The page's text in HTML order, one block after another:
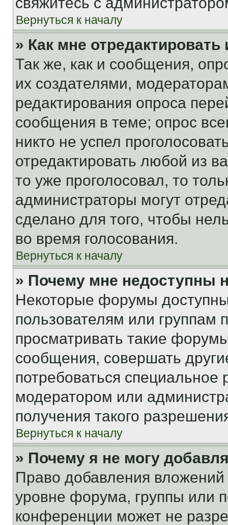
Вернуться к началу
» Как мне
Так же, как и сообщения,
их создателями,
редактирования опроса
сообщения в теме; опрос
никто не успел
отредактировать любой из
то уже проголосовал, то
администраторы могут
сделано для того, чтобы
во время голосования.
Вернуться к началу
» Почему мне недоступны
Некоторые форумы
пользователям или группам
просматривать такие
сообщения, совершать
потребоваться
модератором или
получения такого
Вернуться к началу
» Почему я не могу
Право добавления
уровне форума, группы или
конференции может не